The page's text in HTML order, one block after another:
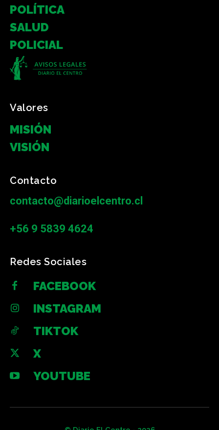
POLÍTICA
SALUD
POLICIAL
Valores
MISIÓN
VISIÓN
Contacto
contacto@diarioelcentro.cl
+56 9 5839 4624
Redes Sociales
FACEBOOK
INSTAGRAM
TIKTOK
X
YOUTUBE